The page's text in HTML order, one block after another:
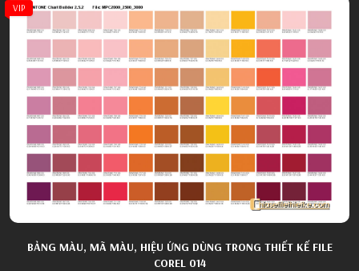
VIP
BẢNG MÀU, MÃ MÀU, HIỆU ỨNG DÙNG TRONG THIẾT KẾ FILE
COREL 014